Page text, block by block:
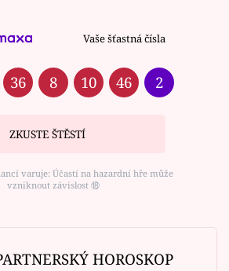
Vaše šťastná čísla
36 8 10 46 2
ZKUSTE ŠTĚSTÍ
varuje: Účastí na hazardní hře může
vzniknout závislost ⑱
HOROSKOP